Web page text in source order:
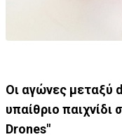
Οι αγώνες μεταξύ
υπαίθριο
Drones"